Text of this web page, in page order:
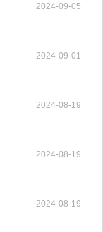
2024-09-05
2024-09-01
2024-08-19
2024-08-19
2024-08-19